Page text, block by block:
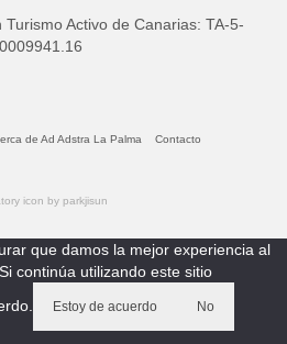
Activo de Canarias: TA-5-
0009941.16
de Ad Adstra La Palma Contacto
icon by parkjisun
que damos la mejor experiencia al
continúa utilizando este sitio
Estoy de acuerdo No